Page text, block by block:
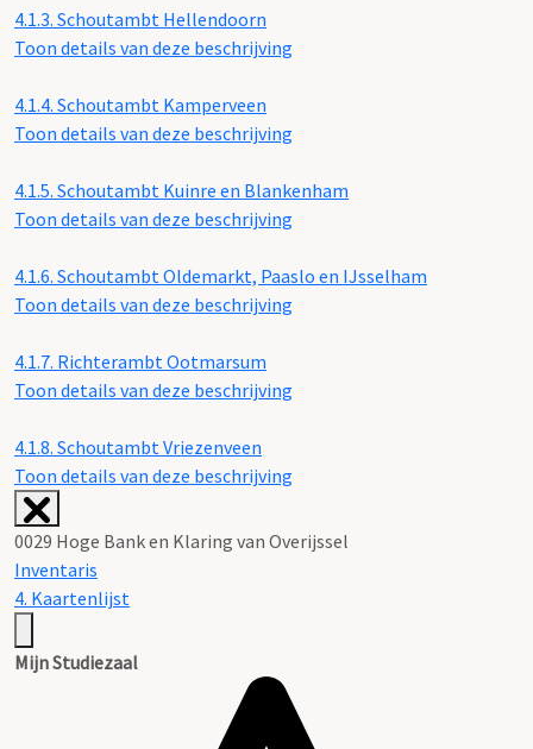
4.1.3. Schoutambt Hellendoorn
Toon details van deze beschrijving
4.1.4. Schoutambt Kamperveen
Toon details van deze beschrijving
4.1.5. Schoutambt Kuinre en Blankenham
Toon details van deze beschrijving
4.1.6. Schoutambt Oldemarkt, Paaslo en IJsselham
Toon details van deze beschrijving
4.1.7. Richterambt Ootmarsum
Toon details van deze beschrijving
4.1.8. Schoutambt Vriezenveen
Toon details van deze beschrijving
0029 Hoge Bank en Klaring van Overijssel
Inventaris
4. Kaartenlijst
Mijn Studiezaal